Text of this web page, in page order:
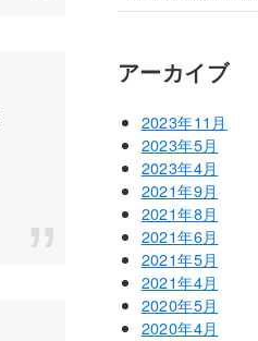
アーカイブ
2023年11月
2023年5月
2023年4月
2021年9月
2021年8月
2021年6月
2021年5月
2021年4月
2020年5月
2020年4月